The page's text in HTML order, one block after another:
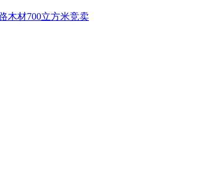
木材700立方米竞卖